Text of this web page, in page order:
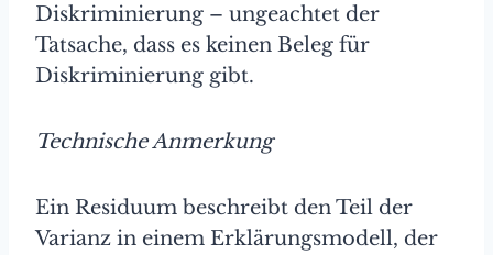
Diskriminierung – ungeachtet der
Tatsache, dass es keinen Beleg für
Diskriminierung gibt.
Technische Anmerkung
Ein Residuum beschreibt den Teil der
Varianz in einem Erklärungsmodell, der